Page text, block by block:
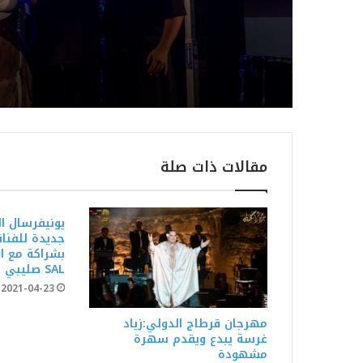
بمهرجان بوڨرنين
مقالات ذات صلة
مهرجان قرطاج الدولي:زياد
غرسة يبدع ويقدم سهرة
مشهودة
يونيفرسال
جديدة
بشراكة مع
SAL صليبي
2021-04-23